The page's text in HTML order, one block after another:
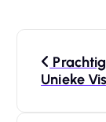
Unieke